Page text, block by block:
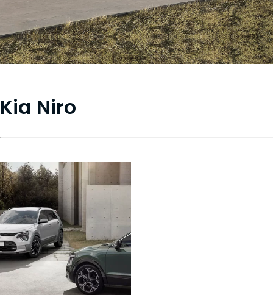
Kia Niro